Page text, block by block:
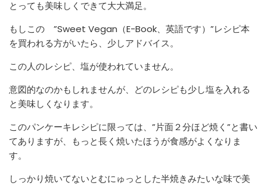
とっても美味しくできて大大満足。
もしこの ”Sweet Vegan（E-Book、英語です）”レシピ本
を買われる方がいたら、少しアドバイス。
この人のレシピ、塩が使われていません。
意図的なのかもしれませんが、どのレシピも少し塩を入れる
と美味しくなります。
このパンケーキレシピに限っては、”片面２分ほど焼く”と書い
てありますが、もっと長く焼いたほうが食感がよくなりま
す。
しっかり焼いてないとむにゅっとした半焼きみたいな味で美